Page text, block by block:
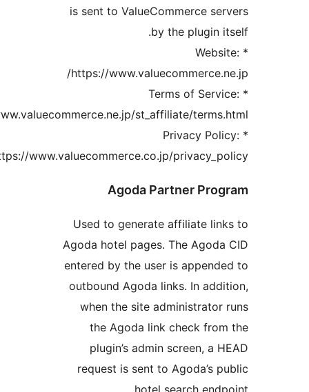
is sent to ValueCommerce
by the plugin
https://
* Terms of
https://www.valuecommerce.ne.jp/st_affiliate/
* Privacy
https://www.valuecommerce.co.jp/
Agoda Partner
Used to generate affiliate
Agoda hotel pages. The
entered by the user is
outbound Agoda links. In
when the site administrator
the Agoda link check
plugin’s admin screen, a
request is sent to Agoda’s